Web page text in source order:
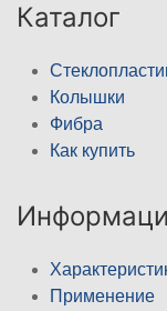
Каталог
Колышки
Фибра
Как купить
Применение